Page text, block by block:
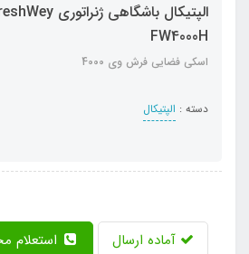
FW4000H
اسکی فضایی فرش وی 4000
دسته : الپتیکال
آماده ارسال